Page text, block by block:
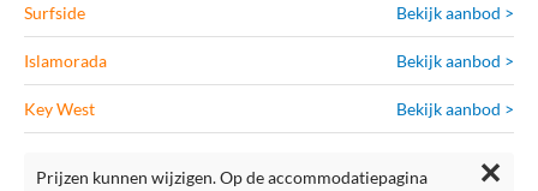
Surfside Bekijk aanbod >
Islamorada Bekijk aanbod >
Key West Bekijk aanbod >
Prijzen kunnen wijzigen. Op de accommodatiepagina
✕